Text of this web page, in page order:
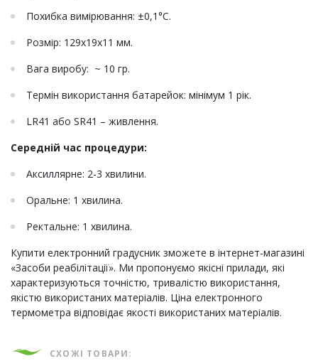
Похибка вимірювання: ±0,1°С.
Розмір: 129х19х11 мм.
Вага виробу: ~ 10 гр.
Термін використання батарейок: мінімум 1 рік.
LR41 або SR41 – живлення.
Середній час процедури:
Аксиллярне: 2-3 хвилини.
Оральне: 1 хвилина.
Ректальне: 1 хвилина.
Купити електронний градусник зможете в інтернет-магазині
«Засоби реабілітації». Ми пропонуємо якісні прилади, які
характеризуються точністю, тривалістю використання,
якістю використаних матеріалів. Ціна електронного
термометра відповідає якості використаних матеріалів.
СХОЖІ ТОВАРИ: